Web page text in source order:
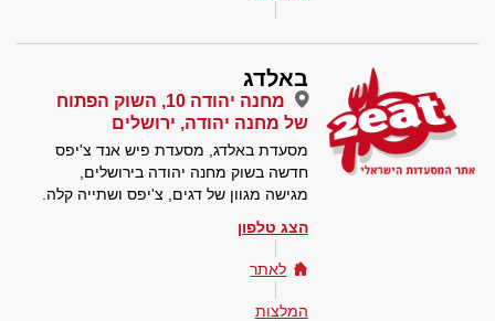
באלדג
מחנה יהודה 10, השוק הפתוח
של מחנה יהודה, ירושלים
מסעדת באלדג, מסעדת פיש אנד צ'יפס
חדשה בשוק מחנה יהודה בירושלים,
מגישה מגוון של דגים, צ'יפס ושתייה קלה.
הצג טלפון
לאתר
המלצות